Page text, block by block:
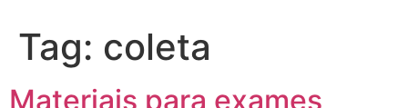
Tag: coleta
Materiais para exames